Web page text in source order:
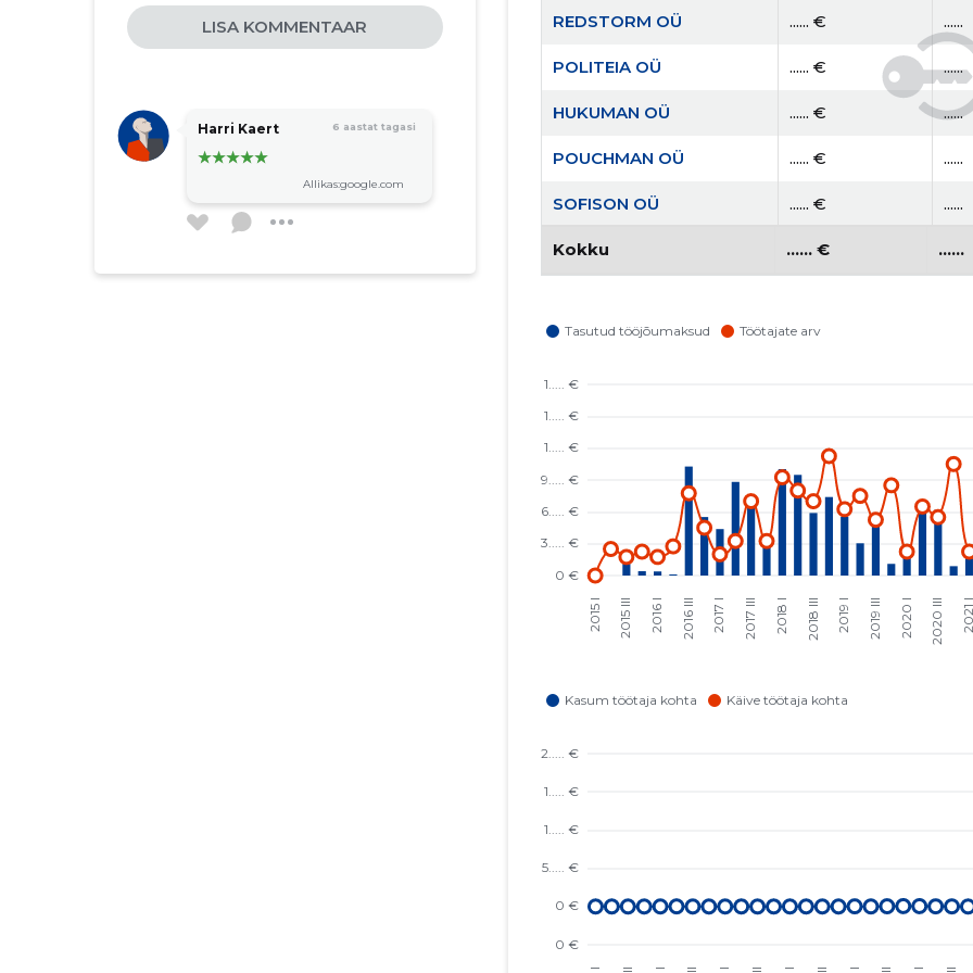
LISA KOMMENTAAR
Harri Kaert 6 aastat tagasi
Allikas:google.com
REDSTORM OÜ ...... € ......
POLITEIA OÜ ...... € ......
HUKUMAN OÜ ...... € ......
POUCHMAN OÜ ...... € ......
SOFISON OÜ ...... € ......
ENERGY PORT OÜ ...... € ......
MUDA OÜ ...... €
ISLAND OF PETS OÜ
ETTEVÕTJATE LIIT MTÜ
Kokku ...... € ......